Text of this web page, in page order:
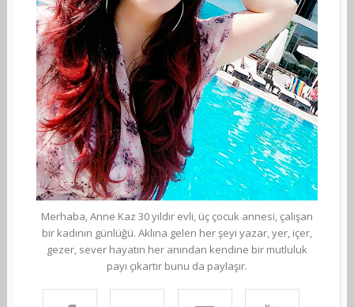
Merhaba, Anne Kaz 30 yıldır evli, üç çocuk annesi, çalışan
bir kadının günlüğü. Aklına gelen her şeyi yazar, yer, içer,
gezer, sever hayatın her anından kendine bir mutluluk
payı çıkartır bunu da paylaşır.